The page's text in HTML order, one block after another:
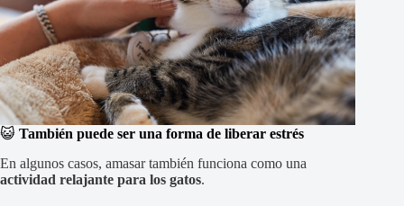
😺 También puede ser una forma de liberar estrés
En algunos casos, amasar también funciona como una
actividad relajante para los gatos.